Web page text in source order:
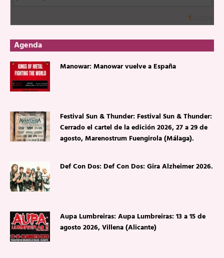
Agenda
Manowar: Manowar vuelve a España
Festival Sun & Thunder: Festival Sun & Thunder:
Cerrado el cartel de la edición 2026, 27 a 29 de
agosto, Marenostrum Fuengirola (Málaga).
Def Con Dos: Def Con Dos: Gira Alzheimer 2026.
Aupa Lumbreiras: Aupa Lumbreiras: 13 a 15 de
agosto 2026, Villena (Alicante)